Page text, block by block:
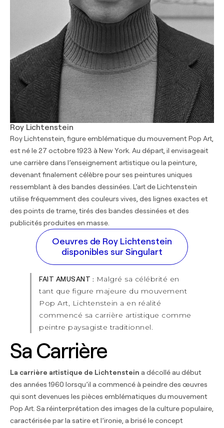
Roy Lichtenstein
Roy Lichtenstein, figure emblématique du mouvement Pop Art,
est né le 27 octobre 1923 à New York. Au départ, il envisageait
une carrière dans l’enseignement artistique ou la peinture,
devenant finalement célèbre pour ses peintures uniques
ressemblant à des bandes dessinées. L’art de Lichtenstein
utilise fréquemment des couleurs vives, des lignes exactes et
des points de trame, tirés des bandes dessinées et des
publicités produites en masse.
Oeuvres de Roy Lichtenstein
disponibles sur Singulart
FAIT AMUSANT : Malgré sa célébrité en
tant que figure majeure du mouvement
Pop Art, Lichtenstein a en réalité
commencé sa carrière artistique comme
peintre paysagiste traditionnel.
Sa Carrière
La carrière artistique de Lichtenstein a décollé au début
des années 1960 lorsqu’il a commencé à peindre des œuvres
qui sont devenues les pièces emblématiques du mouvement
Pop Art. Sa réinterprétation des images de la culture populaire,
caractérisée par la satire et l’ironie, a brisé le concept